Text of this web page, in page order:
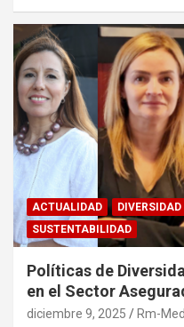
ACTUALIDAD DIVERSIDAD
SUSTENTABILIDAD
Políticas de
en el Sector
diciembre 9, 2025 Rm-